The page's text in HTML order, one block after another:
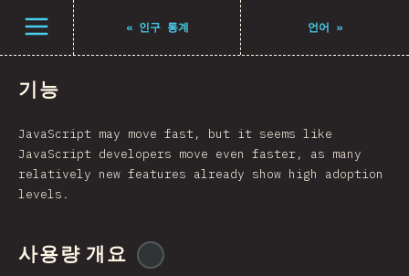
Open menu « 인구 통계 언어 »
기능
JavaScript may move fast, but it seems like
JavaScript developers move even faster, as many
relatively new features already show high adoption
levels.
사용량 개요